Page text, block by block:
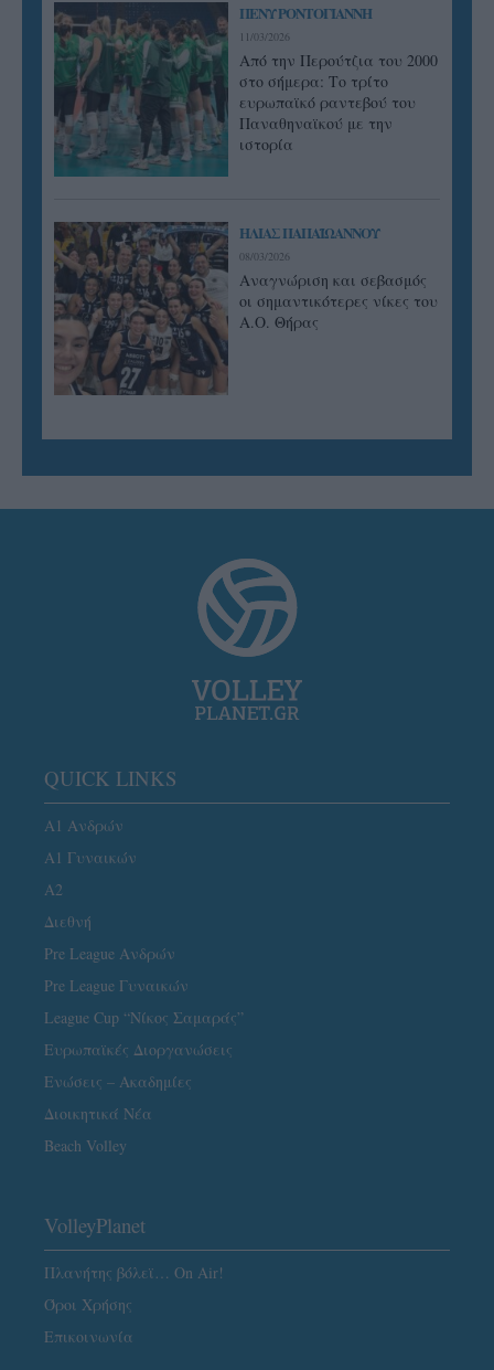
ΠΕΝΥ ΡΟΝΤΟΓΙΑΝΝΗ
11/03/2026
Από την Περούτζια του 2000
στο σήμερα: Tο τρίτο
ευρωπαϊκό ραντεβού του
Παναθηναϊκού με την
ιστορία
ΗΛΙΑΣ ΠΑΠΑΪΩΑΝΝΟΥ
08/03/2026
Αναγνώριση και σεβασμός
οι σημαντικότερες νίκες του
Α.Ο. Θήρας
QUICK LINKS
Α1 Ανδρών
Α1 Γυναικών
A2
Διεθνή
Pre League Ανδρών
Pre League Γυναικών
League Cup “Νίκος Σαμαράς”
Ευρωπαϊκές Διοργανώσεις
Ενώσεις – Ακαδημίες
Διοικητικά Νέα
Beach Volley
VolleyPlanet
Πλανήτης βόλεϊ… On Air!
Όροι Χρήσης
Επικοινωνία